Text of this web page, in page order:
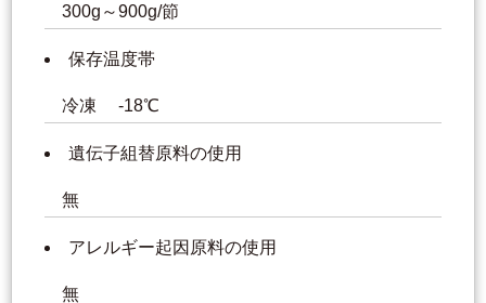
300g～900g/節
保存温度帯
冷凍 -18℃
遺伝子組替原料の使用
無
アレルギー起因原料の使用
無